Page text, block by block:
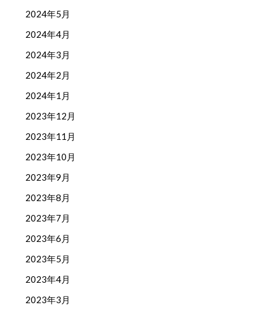
2024年5月
2024年4月
2024年3月
2024年2月
2024年1月
2023年12月
2023年11月
2023年10月
2023年9月
2023年8月
2023年7月
2023年6月
2023年5月
2023年4月
2023年3月